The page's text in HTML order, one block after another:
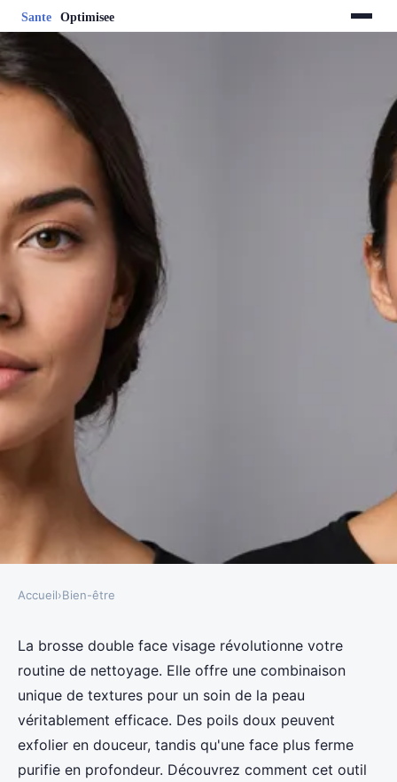
Découvrez la brosse double face
visage pour un nettoyage parfait
Victor•22 avril 2025•3 min de lecture
Accueil›Bien-être
La brosse double face visage révolutionne votre
routine de nettoyage. Elle offre une combinaison
unique de textures pour un soin de la peau
véritablement efficace. Des poils doux peuvent
exfolier en douceur, tandis qu'une face plus ferme
purifie en profondeur. Découvrez comment cet outil